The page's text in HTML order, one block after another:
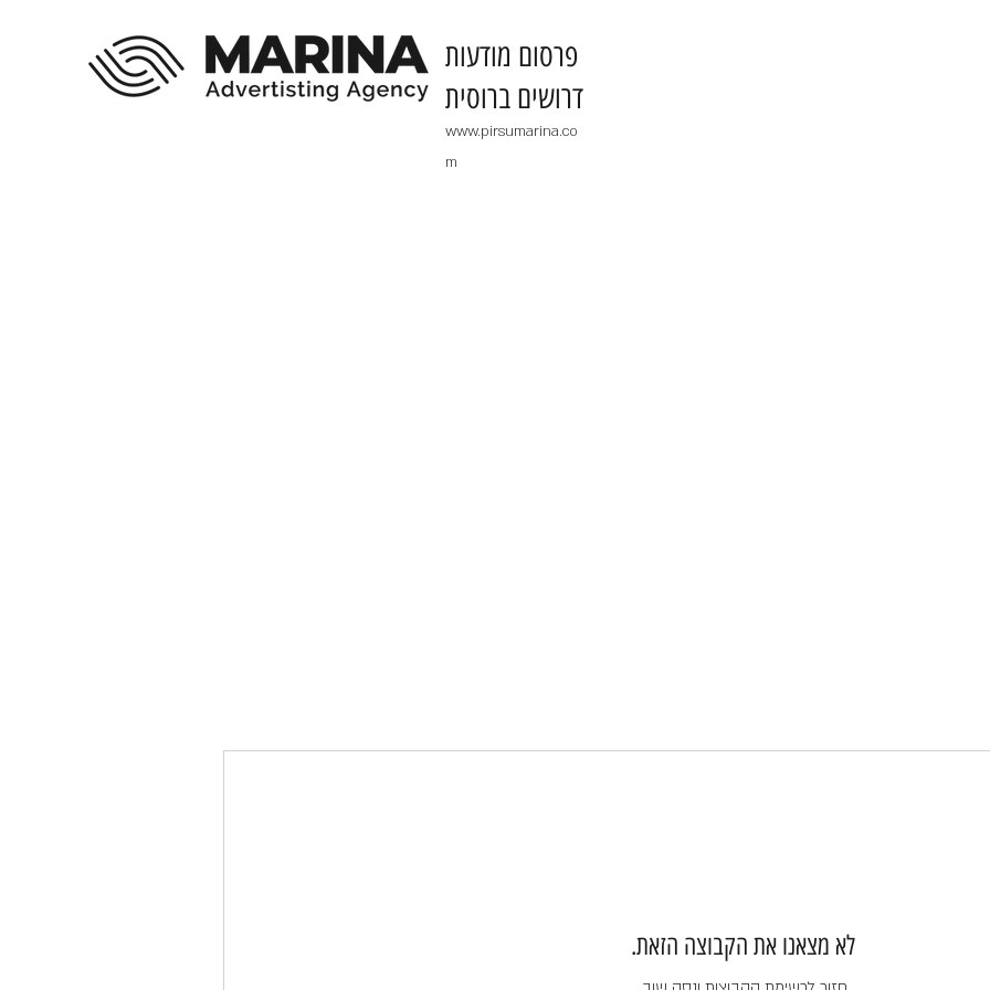
​פרסום מודעות
דרושים ברוסית
www.pirsumarina.co
m
לא מצאנו את הקבוצה הזאת.